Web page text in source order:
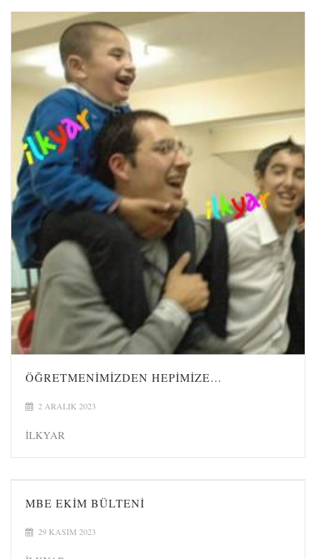
ÖĞRETMENIMIZDEN HEPIMIZE…
2 ARALIK 2023
İLKYAR
MBE EKİM BÜLTENİ
29 KASIM 2023